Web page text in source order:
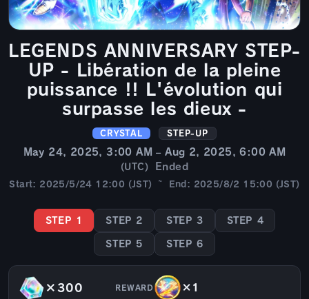
LEGENDS ANNIVERSARY STEP-
UP - Libération de la pleine
puissance !! L'évolution qui
surpasse les dieux -
CRYSTAL STEP-UP
May 24, 2025, 3:00 AM – Aug 2, 2025, 6:00 AM
(UTC) Ended
Start: 2025/5/24 12:00 (JST) ~ End: 2025/8/2 15:00 (JST)
STEP 1 STEP 2 STEP 3 STEP 4
STEP 5 STEP 6
×300 REWARD ×1